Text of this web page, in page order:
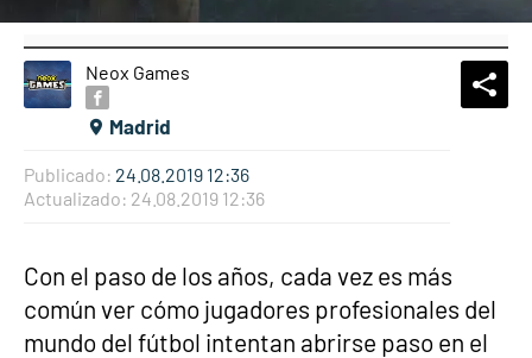
Neox Games
Madrid
Publicado: 24.08.2019 12:36
Actualizado: 24.08.2019 12:36
Con el paso de los años, cada vez es más
común ver cómo jugadores profesionales del
mundo del fútbol intentan abrirse paso en el